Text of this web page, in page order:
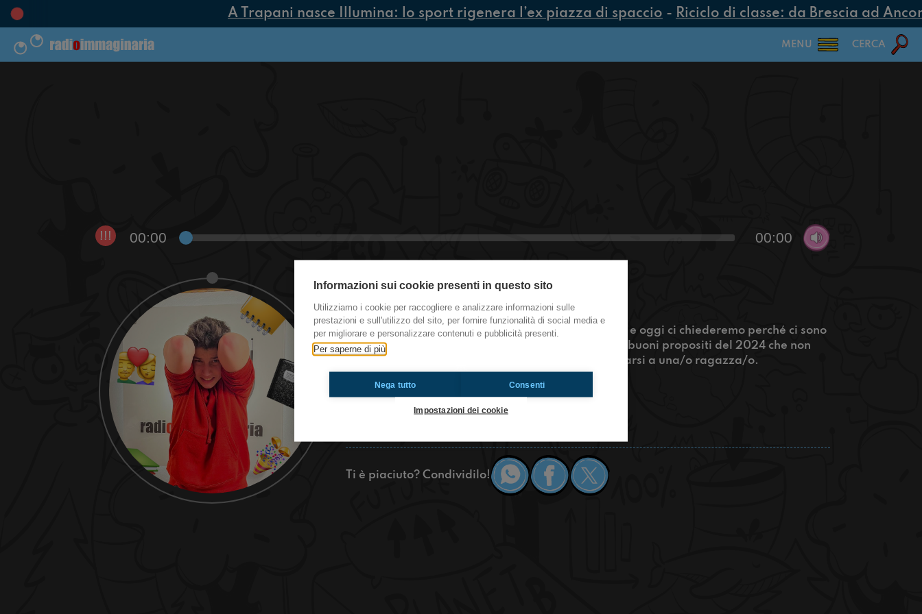
A Trapani nasce Illumina: lo sport rigenera l’ex piazza di spaccio- Riciclo di classe: da Brescia ad
MENU CERCA
!!! 00:00 00:00
#CastelGuelfo Troppe cose da fare
Bella rega siamo Radioimmaginaria Castel Guelfo e oggi ci chiederemo perché ci sono
tanti compiti per le vacanze, quali saranno i nostri buoni propositi del 2024 che non
rispetteremo e come secondo noi è meglio presentarsi a una/o ragazza/o.
https://www.radioimmaginaria.it
Ti è piaciuto? Condividilo!
Informazioni sui cookie presenti in questo sito
Utilizziamo i cookie per raccogliere e analizzare informazioni sulle
prestazioni e sull'utilizzo del sito, per fornire funzionalità di social media e
per migliorare e personalizzare contenuti e pubblicità presenti.
Per saperne di più
Nega tutto Consenti
Impostazioni dei cookie